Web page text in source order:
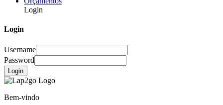
Login
Login
Username
Password
Login
Bem-vindo